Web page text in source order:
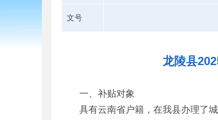
文号
龙陵县
一、补贴对象
具有云南省户籍，在我县办理了